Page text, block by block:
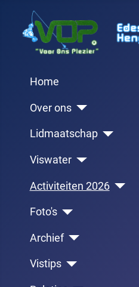
Home
Over ons
Lidmaatschap
Viswater
Activiteiten 2026
Foto's
Archief
Vistips